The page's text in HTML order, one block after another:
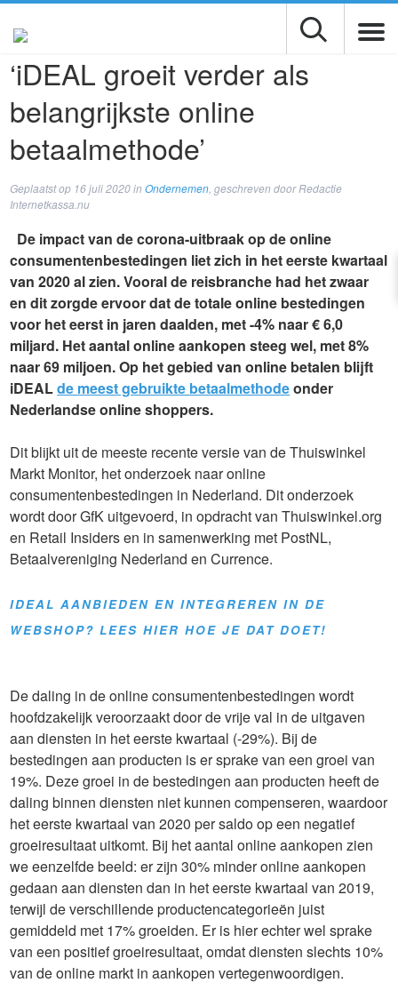
‘iDEAL groeit verder als
belangrijkste online
betaalmethode’
Geplaatst op 16 juli 2020inOndernemen , geschreven door Redactie
Internetkassa.nu
De impact van de corona-uitbraak op de online
consumentenbestedingen liet zich in het eerste kwartaal
van 2020 al zien. Vooral de reisbranche had het zwaar
en dit zorgde ervoor dat de totale online bestedingen
voor het eerst in jaren daalden, met -4% naar € 6,0
miljard. Het aantal online aankopen steeg wel, met 8%
naar 69 miljoen. Op het gebied van online betalen blijft
iDEALde meest gebruikte betaalmethodeonder
Nederlandse online shoppers.
Dit blijkt uit de meeste recente versie van de Thuiswinkel
Markt Monitor, het onderzoek naar online
consumentenbestedingen in Nederland. Dit onderzoek
wordt door GfK uitgevoerd, in opdracht van Thuiswinkel.org
en Retail Insiders en in samenwerking met PostNL,
Betaalvereniging Nederland en Currence.
IDEAL AANBIEDEN EN INTEGREREN IN DE
WEBSHOP? LEES HIER HOE JE DAT DOET!
De daling in de online consumentenbestedingen wordt
hoofdzakelijk veroorzaakt door de vrije val in de uitgaven
aan diensten in het eerste kwartaal (-29%). Bij de
bestedingen aan producten is er sprake van een groei van
19%. Deze groei in de bestedingen aan producten heeft de
daling binnen diensten niet kunnen compenseren, waardoor
het eerste kwartaal van 2020 per saldo op een negatief
groeiresultaat uitkomt. Bij het aantal online aankopen zien
we eenzelfde beeld: er zijn 30% minder online aankopen
gedaan aan diensten dan in het eerste kwartaal van 2019,
terwijl de verschillende productencategorieën juist
gemiddeld met 17% groeiden. Er is hier echter wel sprake
van een positief groeiresultaat, omdat diensten slechts 10%
van de online markt in aankopen vertegenwoordigen.